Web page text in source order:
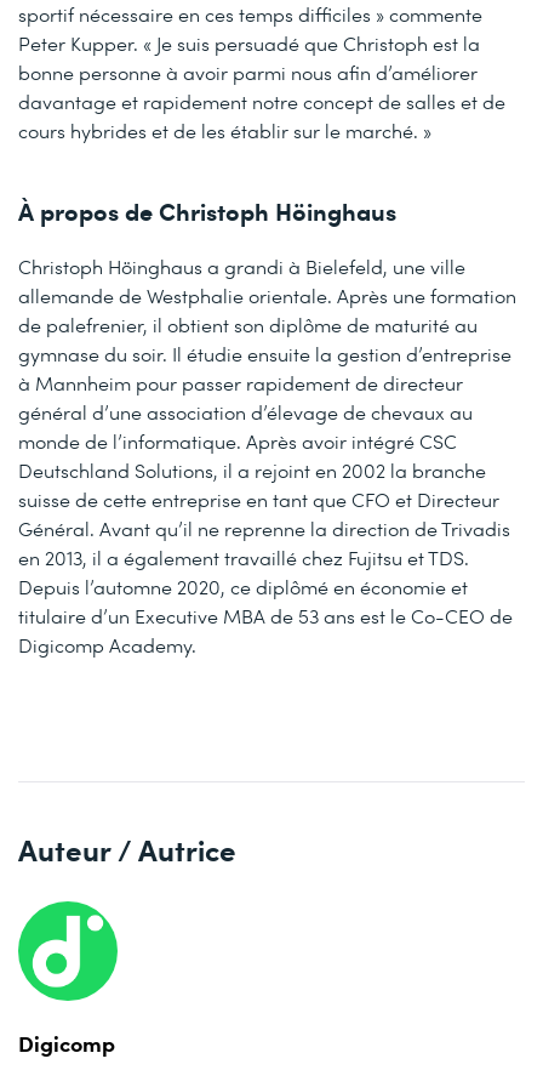
sportif nécessaire en ces temps difficiles » commente
Peter Kupper. « Je suis persuadé que Christoph est la
bonne personne à avoir parmi nous afin d’améliorer
davantage et rapidement notre concept de salles et de
cours hybrides et de les établir sur le marché. »
À propos de Christoph Höinghaus
Christoph Höinghaus a grandi à Bielefeld, une ville
allemande de Westphalie orientale. Après une formation
de palefrenier, il obtient son diplôme de maturité au
gymnase du soir. Il étudie ensuite la gestion d’entreprise
à Mannheim pour passer rapidement de directeur
général d’une association d’élevage de chevaux au
monde de l’informatique. Après avoir intégré CSC
Deutschland Solutions, il a rejoint en 2002 la branche
suisse de cette entreprise en tant que CFO et Directeur
Général. Avant qu’il ne reprenne la direction de Trivadis
en 2013, il a également travaillé chez Fujitsu et TDS.
Depuis l’automne 2020, ce diplômé en économie et
titulaire d’un Executive MBA de 53 ans est le Co-CEO de
Digicomp Academy.
Auteur / Autrice
Digicomp